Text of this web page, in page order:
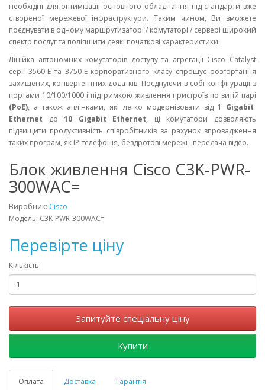
необхідні для оптимізації основного обладнання під стандарти вже
створеної мережевої інфраструктури. Таким чином, Ви зможете
поєднувати в одному маршрутизаторі / комутаторі / сервері широкий
спектр послуг та поліпшити деякі початкові характеристики.
Лінійка автономних комутаторів доступу та агрегації Cisco Catalyst
серії 3560-E та 3750-E корпоративного класу спрощує розгортання
захищених, конвергентних додатків. Поєднуючи в собі конфігурації з
портами 10/100/1000 і підтримкою живлення пристроїв по витій парі
(PoE), а також аплінками, які легко модернізовати від 1 Gigabit
Ethernet до 10 Gigabit Ethernet, ці комутатори дозволяють
підвищити продуктивність співробітників за рахунок впровадження
таких програм, як IP-телефонія, бездротові мережі і передача відео.
Блок живлення Cisco C3K-PWR-
300WAC=
Виробник: Cisco
Модель: C3K-PWR-300WAC=
Перевірте ціну
Кількість
Запитуйте спеціальну ціну
Купити
Оплата Доставка Гарантія